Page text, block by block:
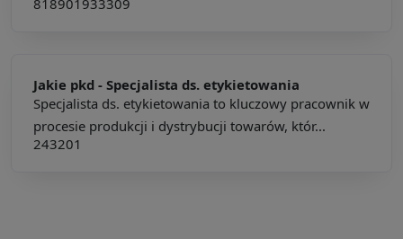
Jakie pkd - Specjalista ds. etykietowania
Specjalista ds. etykietowania to kluczowy pracownik w
procesie produkcji i dystrybucji towarów, któr...
243201